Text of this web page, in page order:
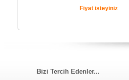
Fiyat isteyiniz
Bizi Tercih Edenler...